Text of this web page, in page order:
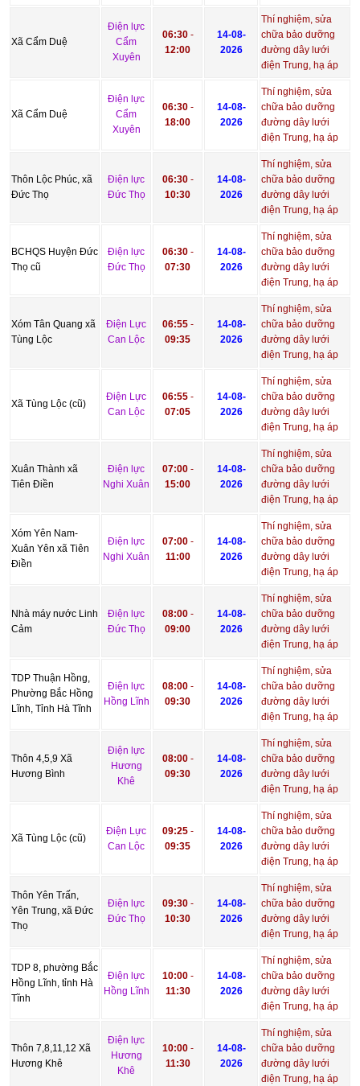
Xã Cẩm Duệ
Điện lực
Cẩm
Xuyên
06:30-
12:00
14-08-
2026
Thí nghiệm, sửa
chữa bảo dưỡng
đường dây lưới
điện Trung, hạ áp
Xã Cẩm Duệ
Điện lực
Cẩm
Xuyên
06:30-
18:00
14-08-
2026
Thí nghiệm, sửa
chữa bảo dưỡng
đường dây lưới
điện Trung, hạ áp
Thôn Lộc Phúc, xã
Đức Thọ
Điện lực
Đức Thọ
06:30-
10:30
14-08-
2026
Thí nghiệm, sửa
chữa bảo dưỡng
đường dây lưới
điện Trung, hạ áp
BCHQS Huyện Đức
Thọ cũ
Điện lực
Đức Thọ
06:30-
07:30
14-08-
2026
Thí nghiệm, sửa
chữa bảo dưỡng
đường dây lưới
điện Trung, hạ áp
Xóm Tân Quang xã
Tùng Lộc
Điện Lực
Can Lộc
06:55-
09:35
14-08-
2026
Thí nghiệm, sửa
chữa bảo dưỡng
đường dây lưới
điện Trung, hạ áp
Xã Tùng Lộc (cũ)
Điện Lực
Can Lộc
06:55-
07:05
14-08-
2026
Thí nghiệm, sửa
chữa bảo dưỡng
đường dây lưới
điện Trung, hạ áp
Xuân Thành xã
Tiên Điền
Điện lực
Nghi Xuân
07:00-
15:00
14-08-
2026
Thí nghiệm, sửa
chữa bảo dưỡng
đường dây lưới
điện Trung, hạ áp
Xóm Yên Nam-
Xuân Yên xã Tiên
Điền
Điện lực
Nghi Xuân
07:00-
11:00
14-08-
2026
Thí nghiệm, sửa
chữa bảo dưỡng
đường dây lưới
điện Trung, hạ áp
Nhà máy nước Linh
Cảm
Điện lực
Đức Thọ
08:00-
09:00
14-08-
2026
Thí nghiệm, sửa
chữa bảo dưỡng
đường dây lưới
điện Trung, hạ áp
TDP Thuận Hồng,
Phường Bắc Hồng
Lĩnh, Tỉnh Hà Tĩnh
Điện lực
Hồng Lĩnh
08:00-
09:30
14-08-
2026
Thí nghiệm, sửa
chữa bảo dưỡng
đường dây lưới
điện Trung, hạ áp
Thôn 4,5,9 Xã
Hương Bình
Điện lực
Hương
Khê
08:00-
09:30
14-08-
2026
Thí nghiệm, sửa
chữa bảo dưỡng
đường dây lưới
điện Trung, hạ áp
Xã Tùng Lộc (cũ)
Điện Lực
Can Lộc
09:25-
09:35
14-08-
2026
Thí nghiệm, sửa
chữa bảo dưỡng
đường dây lưới
điện Trung, hạ áp
Thôn Yên Trấn,
Yên Trung, xã Đức
Thọ
Điện lực
Đức Thọ
09:30-
10:30
14-08-
2026
Thí nghiệm, sửa
chữa bảo dưỡng
đường dây lưới
điện Trung, hạ áp
TDP 8, phường Bắc
Hồng Lĩnh, tỉnh Hà
Tĩnh
Điện lực
Hồng Lĩnh
10:00-
11:30
14-08-
2026
Thí nghiệm, sửa
chữa bảo dưỡng
đường dây lưới
điện Trung, hạ áp
Thôn 7,8,11,12 Xã
Hương Khê
Điện lực
Hương
Khê
10:00-
11:30
14-08-
2026
Thí nghiệm, sửa
chữa bảo dưỡng
đường dây lưới
điện Trung, hạ áp